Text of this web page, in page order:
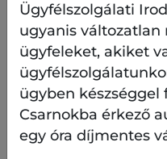
visszatekintünk az
annak sötét, lázadó
erről a történelmi
megemlékezzünk, és
fontosságát
korszak kiemelkedő
forradalom hangulatát
Ügyfélszolgálati
ugyanis
ügyfeleket, akiket
ügyben készséggel
Csarnokba érkező
egy óra díjmentes